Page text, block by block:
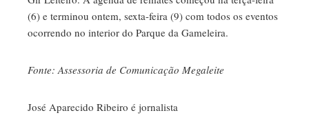
(6) e terminou ontem, sexta-feira (9) com todos os eventos
ocorrendo no interior do Parque da Gameleira.
Fonte: Assessoria de Comunicação Megaleite
José Aparecido Ribeiro é jornalista